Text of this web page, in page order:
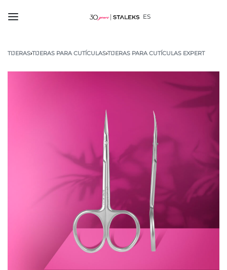
ES
TIJERAS›TIJERAS PARA CUTÍCULAS›TIJERAS PARA CUTÍCULAS EXPERT